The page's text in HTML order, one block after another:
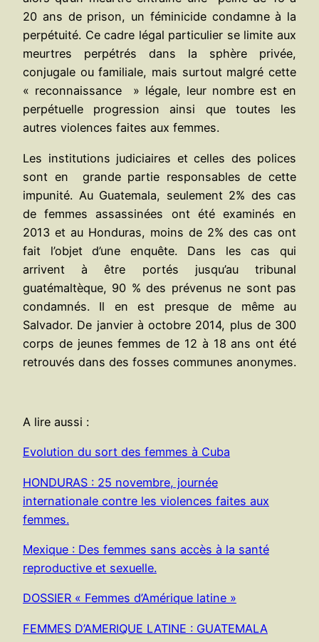
20 ans de prison, un féminicide condamne à la
perpétuité. Ce cadre légal particulier se limite aux
meurtres perpétrés dans la sphère privée,
conjugale ou familiale, mais surtout malgré cette
« reconnaissance » légale, leur nombre est en
perpétuelle progression ainsi que toutes les
autres violences faites aux femmes.
Les institutions judiciaires et celles des polices
sont en grande partie responsables de cette
impunité. Au Guatemala, seulement 2% des cas
de femmes assassinées ont été examinés en
2013 et au Honduras, moins de 2% des cas ont
fait l’objet d’une enquête. Dans les cas qui
arrivent à être portés jusqu’au tribunal
guatémaltèque, 90 % des prévenus ne sont pas
condamnés. Il en est presque de même au
Salvador. De janvier à octobre 2014, plus de 300
corps de jeunes femmes de 12 à 18 ans ont été
retrouvés dans des fosses communes anonymes.
A lire aussi :
Evolution du sort des femmes à Cuba
HONDURAS : 25 novembre, journée
internationale contre les violences faites aux
femmes.
Mexique : Des femmes sans accès à la santé
reproductive et sexuelle.
DOSSIER « Femmes d’Amérique latine »
FEMMES D’AMERIQUE LATINE : GUATEMALA